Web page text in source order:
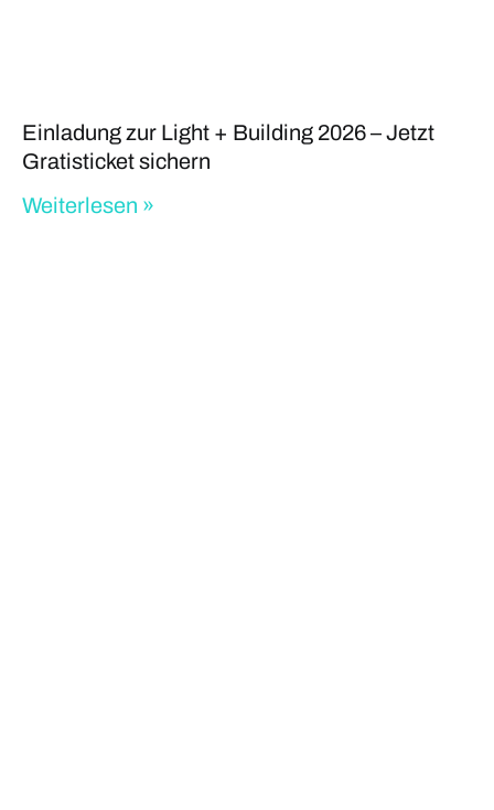
Einladung zur Light + Building 2026 – Jetzt
Gratisticket sichern
Weiterlesen »